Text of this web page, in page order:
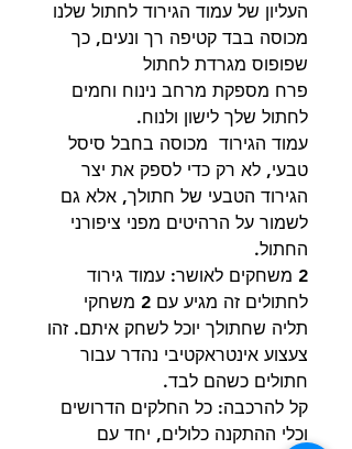
העליון של עמוד הגירוד לחתול שלנו
מכוסה בבד קטיפה רך ונעים, כך
שפופוס מגרדת לחתול
פרח מספקת מרחב נינוח וחמים
לחתול שלך לישון ולנוח.
עמוד הגירוד מכוסה בחבל סיסל
טבעי, לא רק כדי לספק את יצר
הגירוד הטבעי של חתולך, אלא גם
לשמור על הרהיטים מפני ציפורני
החתול.
2 משחקים לאושר: עמוד גירוד
לחתולים זה מגיע עם 2 משחקי
תליה שחתולך יוכל לשחק איתם. זהו
צעצוע אינטראקטיבי נהדר עבור
חתולים כשהם לבד.
קל להרכבה: כל החלקים הדרושים
וכלי ההתקנה כלולים, יחד עם